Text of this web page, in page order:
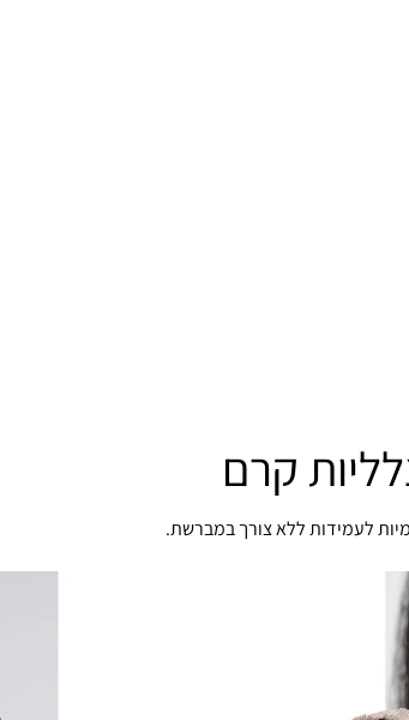
קרם
לעמידות ללא צורך במברשת.